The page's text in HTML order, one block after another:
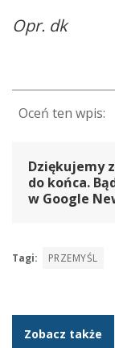
Opr. dk
Dziękujemy
do końca.
w Google
Tagi: PRZEMYŚL
Zobacz także